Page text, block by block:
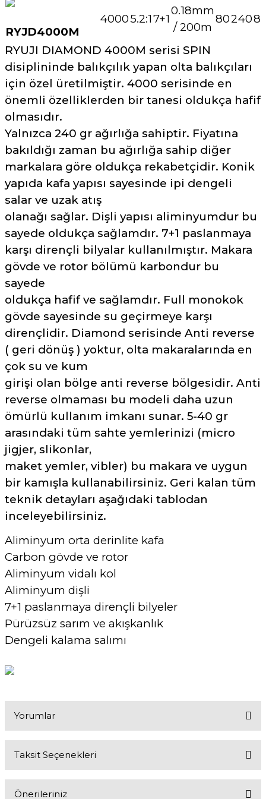
RYJD4000M
40005.2:17+1
0.18mm
/ 200m
802408
RYUJI DIAMOND 4000M serisi SPIN
disiplininde balıkçılık yapan olta balıkçıları
için özel üretilmiştir. 4000 serisinde en
önemli özelliklerden bir tanesi oldukça hafif
olmasıdır.
Yalnızca 240 gr ağırlığa sahiptir. Fiyatına
bakıldığı zaman bu ağırlığa sahip diğer
markalara göre oldukça rekabetçidir. Konik
yapıda kafa yapısı sayesinde ipi dengeli
salar ve uzak atış
olanağı sağlar. Dişli yapısı aliminyumdur bu
sayede oldukça sağlamdır. 7+1 paslanmaya
karşı dirençli bilyalar kullanılmıştır. Makara
gövde ve rotor bölümü karbondur bu
sayede
oldukça hafif ve sağlamdır. Full monokok
gövde sayesinde su geçirmeye karşı
dirençlidir. Diamond serisinde Anti reverse
( geri dönüş ) yoktur, olta makaralarında en
çok su ve kum
girişi olan bölge anti reverse bölgesidir. Anti
reverse olmaması bu modeli daha uzun
ömürlü kullanım imkanı sunar. 5-40 gr
arasındaki tüm sahte yemlerinizi (micro
jigjer, slikonlar,
maket yemler, vibler) bu makara ve uygun
bir kamışla kullanabilirsiniz. Geri kalan tüm
teknik detayları aşağıdaki tablodan
inceleyebilirsiniz.
Aliminyum orta derinlite kafa
Carbon gövde ve rotor
Aliminyum vidalı kol
Aliminyum dişli
7+1 paslanmaya dirençli bilyeler
Pürüzsüz sarım ve akışkanlık
Dengeli kalama salımı
Yorumlar
Taksit Seçenekleri
Önerileriniz